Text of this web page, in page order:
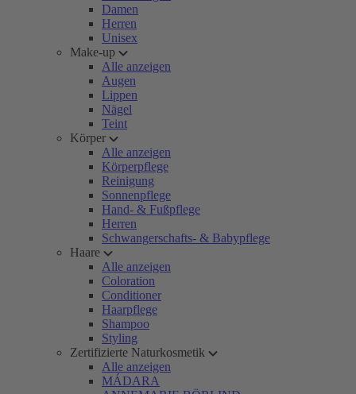
Damen
Herren
Unisex
Make-up
Alle anzeigen
Augen
Lippen
Nägel
Teint
Körper
Alle anzeigen
Körperpflege
Reinigung
Sonnenpflege
Hand- & Fußpflege
Herren
Schwangerschafts- & Babypflege
Haare
Alle anzeigen
Coloration
Conditioner
Haarpflege
Shampoo
Styling
Zertifizierte Naturkosmetik
Alle anzeigen
MÁDARA